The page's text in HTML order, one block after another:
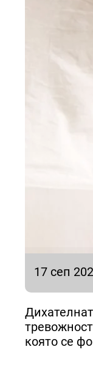
17 сеп
която се